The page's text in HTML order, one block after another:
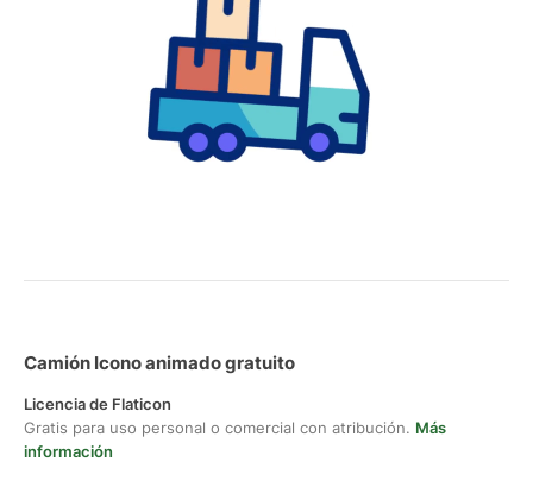
Camión Icono animado gratuito
Licencia de Flaticon
Gratis para uso personal o comercial con atribución. Más
información